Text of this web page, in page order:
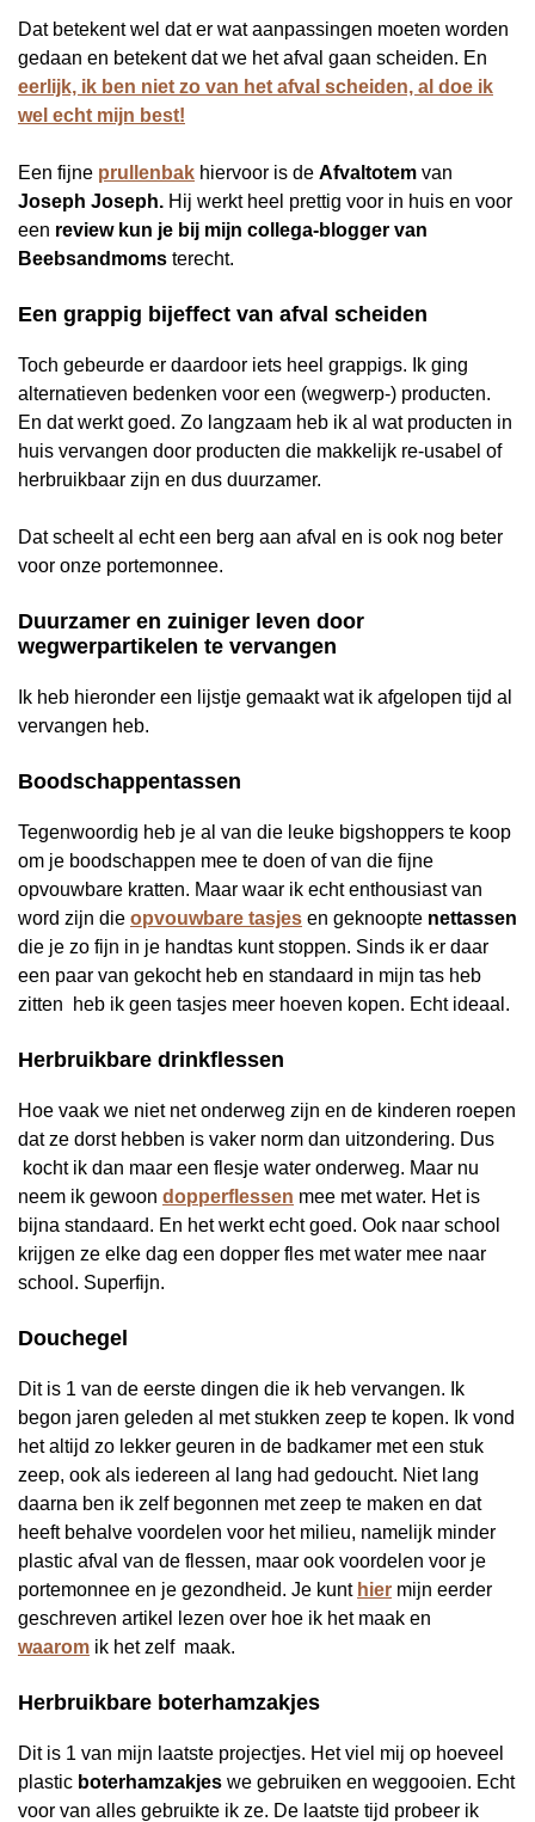
Dat betekent wel dat er wat aanpassingen moeten worden
gedaan en betekent dat we het afval gaan scheiden. En
eerlijk, ik ben niet zo van het afval scheiden, al doe ik
wel echt mijn best!
Een fijne prullenbak hiervoor is de Afvaltotem van
Joseph Joseph. Hij werkt heel prettig voor in huis en voor
een review kun je bij mijn collega-blogger van
Beebsandmoms terecht.
Een grappig bijeffect van afval scheiden
Toch gebeurde er daardoor iets heel grappigs. Ik ging
alternatieven bedenken voor een (wegwerp-) producten.
En dat werkt goed. Zo langzaam heb ik al wat producten in
huis vervangen door producten die makkelijk re-usabel of
herbruikbaar zijn en dus duurzamer.
Dat scheelt al echt een berg aan afval en is ook nog beter
voor onze portemonnee.
Duurzamer en zuiniger leven door
wegwerpartikelen te vervangen
Ik heb hieronder een lijstje gemaakt wat ik afgelopen tijd al
vervangen heb.
Boodschappentassen
Tegenwoordig heb je al van die leuke bigshoppers te koop
om je boodschappen mee te doen of van die fijne
opvouwbare kratten. Maar waar ik echt enthousiast van
word zijn die opvouwbare tasjes en geknoopte nettassen
die je zo fijn in je handtas kunt stoppen. Sinds ik er daar
een paar van gekocht heb en standaard in mijn tas heb
zitten heb ik geen tasjes meer hoeven kopen. Echt ideaal.
Herbruikbare drinkflessen
Hoe vaak we niet net onderweg zijn en de kinderen roepen
dat ze dorst hebben is vaker norm dan uitzondering. Dus
kocht ik dan maar een flesje water onderweg. Maar nu
neem ik gewoon dopperflessen mee met water. Het is
bijna standaard. En het werkt echt goed. Ook naar school
krijgen ze elke dag een dopper fles met water mee naar
school. Superfijn.
Douchegel
Dit is 1 van de eerste dingen die ik heb vervangen. Ik
begon jaren geleden al met stukken zeep te kopen. Ik vond
het altijd zo lekker geuren in de badkamer met een stuk
zeep, ook als iedereen al lang had gedoucht. Niet lang
daarna ben ik zelf begonnen met zeep te maken en dat
heeft behalve voordelen voor het milieu, namelijk minder
plastic afval van de flessen, maar ook voordelen voor je
portemonnee en je gezondheid. Je kunt hier mijn eerder
geschreven artikel lezen over hoe ik het maak en
waarom ik het zelf maak.
Herbruikbare boterhamzakjes
Dit is 1 van mijn laatste projectjes. Het viel mij op hoeveel
plastic boterhamzakjes we gebruiken en weggooien. Echt
voor van alles gebruikte ik ze. De laatste tijd probeer ik